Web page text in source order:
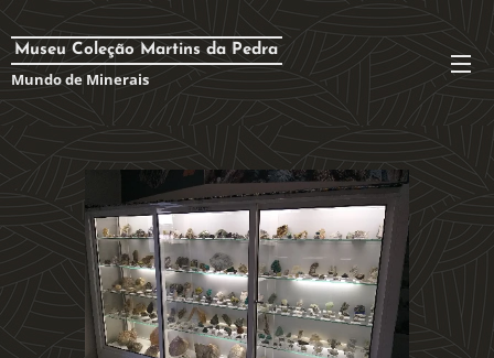
Museu Coleção Martins da Pedra
Mundo de Minerais